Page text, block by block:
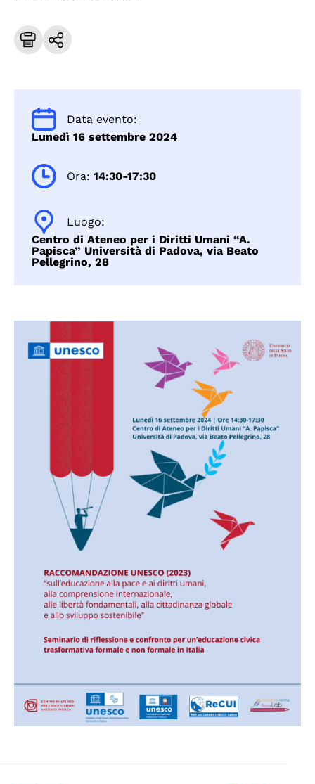
Data evento:
Lunedì 16 settembre 2024
Ora: 14:30-17:30
Luogo:
Centro di Ateneo per i Diritti Umani “A.
Papisca” Università di Padova, via Beato
Pellegrino, 28